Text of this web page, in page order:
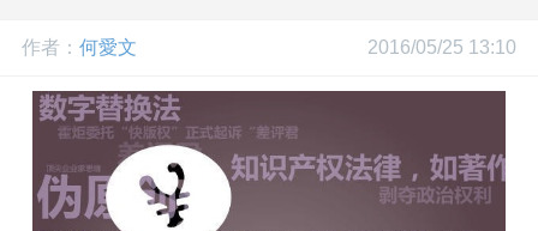
网
公
作者： 何愛文 2016/05/25 13:10